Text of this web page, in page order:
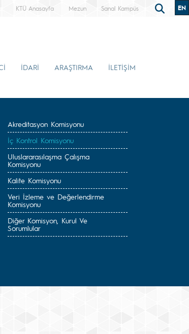
KTÜ Anasayfa Mezun Sanal Kampüs EN
İDARİ ARAŞTIRMA İLETİŞİM
Akreditasyon Komisyonu
İç Kontrol Komisyonu
Uluslararasılaşma Çalışma
Komisyonu
Kalite Komisyonu
Veri İzleme ve Değerlendirme
Komisyonu
Diğer Komisyon, Kurul Ve
Sorumlular